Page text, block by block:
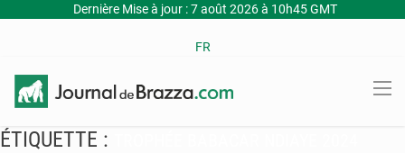
Dernière Mise à jour : 7 août 2026 à 10h45 GMT
FR
ÉTIQUETTE :